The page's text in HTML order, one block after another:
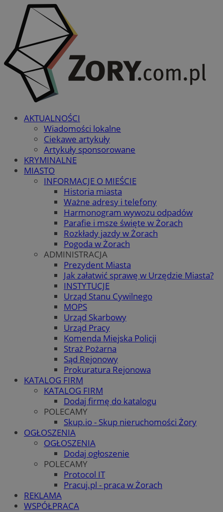
AKTUALNOŚCI
Wiadomości lokalne
Ciekawe artykuły
Artykuły sponsorowane
KRYMINALNE
MIASTO
INFORMACJE O MIEŚCIE
Historia miasta
Ważne adresy i telefony
Harmonogram wywozu odpadów
Parafie i msze święte w Żorach
Rozkłady jazdy w Żorach
Pogoda w Żorach
ADMINISTRACJA
Prezydent Miasta
Jak załatwić sprawę w Urzędzie Miasta?
INSTYTUCJE
Urząd Stanu Cywilnego
MOPS
Urząd Skarbowy
Urząd Pracy
Komenda Miejska Policji
Straż Pożarna
Sąd Rejonowy
Prokuratura Rejonowa
KATALOG FIRM
KATALOG FIRM
Dodaj firmę do katalogu
POLECAMY
Skup.io - Skup nieruchomości Żory
OGŁOSZENIA
OGŁOSZENIA
Dodaj ogłoszenie
POLECAMY
Protocol IT
Pracuj.pl - praca w Żorach
REKLAMA
WSPÓŁPRACA